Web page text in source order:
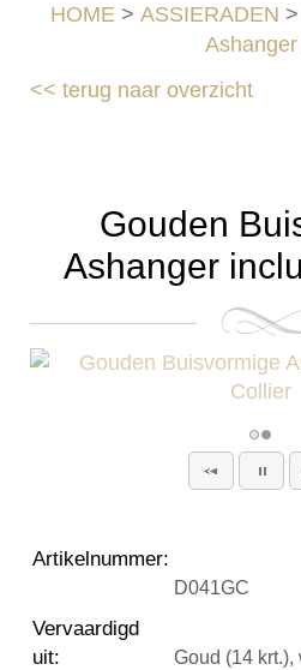
HOME > ASSIERADEN >
<<terug naar overzicht
Gouden
Ashanger
Artikelnummer:
D041GC
Vervaardigd
uit: Goud (14